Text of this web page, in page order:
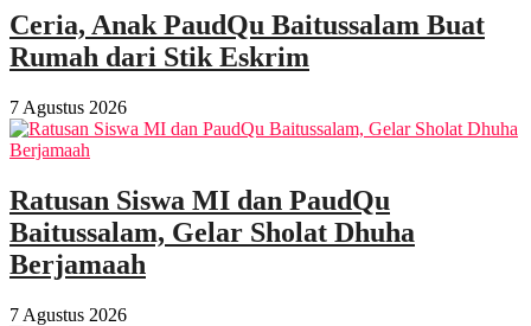
Ceria, Anak PaudQu Baitussalam Buat
Rumah dari Stik Eskrim
7 Agustus 2026
Ratusan Siswa MI dan PaudQu
Baitussalam, Gelar Sholat Dhuha
Berjamaah
7 Agustus 2026